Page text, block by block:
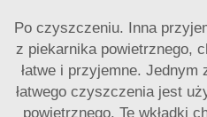
Po czyszczeniu. Inna
z piekarnika powietrznego,
łatwe i przyjemne. Jednym
łatwego czyszczenia jest
powietrznego. Te wkładki